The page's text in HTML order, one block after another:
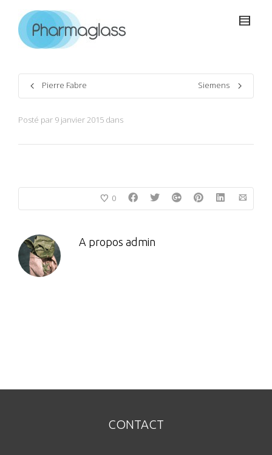
Pierre Fabre Siemens
Posté par 9 janvier 2015 dans
0
A propos admin
CONTACT